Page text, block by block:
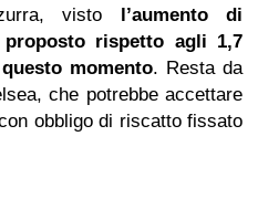
visto l’aumento di
rispetto agli 1,7
momento. Resta da
che potrebbe accettare
obbligo di riscatto fissato